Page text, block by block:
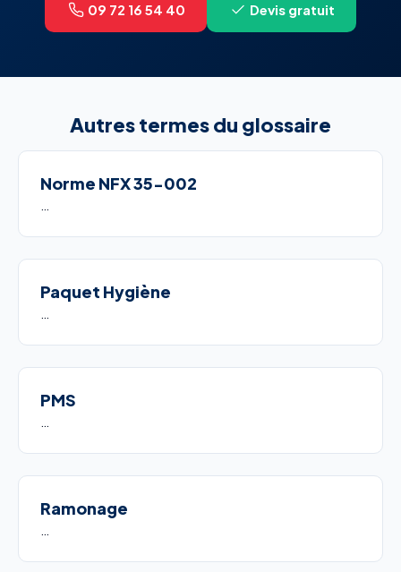
09 72 16 54 40 Devis gratuit
Autres termes du glossaire
Norme NFX 35-002
Paquet Hygiène
PMS
Ramonage